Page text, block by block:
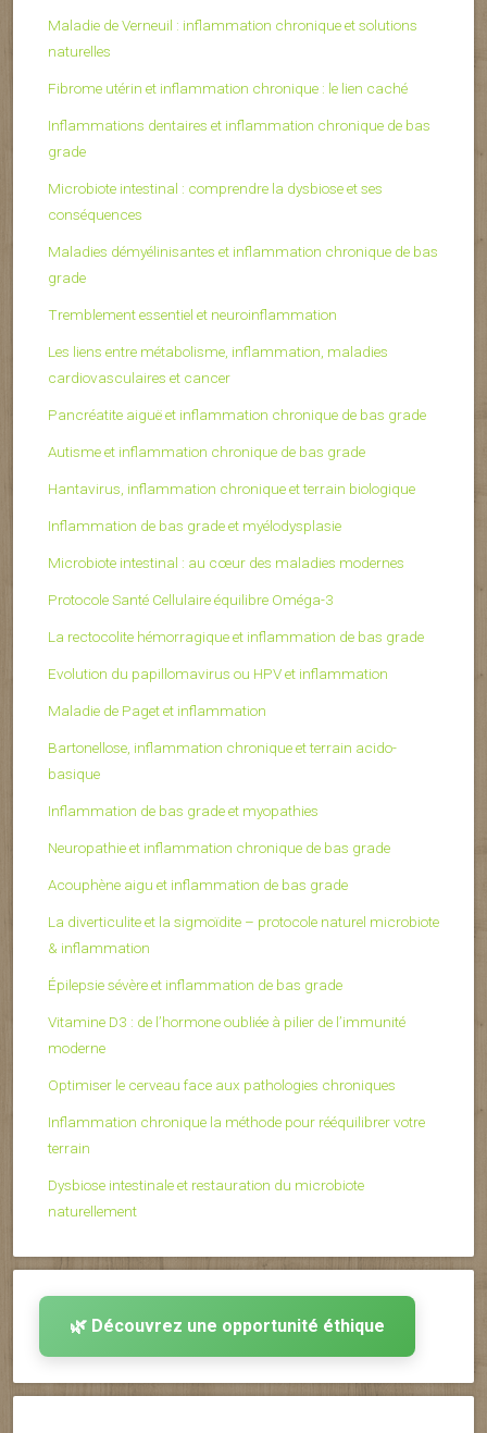
Maladie de Verneuil : inflammation chronique et solutions
naturelles
Fibrome utérin et inflammation chronique : le lien caché
Inflammations dentaires et inflammation chronique de bas
grade
Microbiote intestinal : comprendre la dysbiose et ses
conséquences
Maladies démyélinisantes et inflammation chronique de bas
grade
Tremblement essentiel et neuroinflammation
Les liens entre métabolisme, inflammation, maladies
cardiovasculaires et cancer
Pancréatite aiguë et inflammation chronique de bas grade
Autisme et inflammation chronique de bas grade
Hantavirus, inflammation chronique et terrain biologique
Inflammation de bas grade et myélodysplasie
Microbiote intestinal : au cœur des maladies modernes
Protocole Santé Cellulaire équilibre Oméga-3
La rectocolite hémorragique et inflammation de bas grade
Evolution du papillomavirus ou HPV et inflammation
Maladie de Paget et inflammation
Bartonellose, inflammation chronique et terrain acido-
basique
Inflammation de bas grade et myopathies
Neuropathie et inflammation chronique de bas grade
Acouphène aigu et inflammation de bas grade
La diverticulite et la sigmoïdite – protocole naturel microbiote
& inflammation
Épilepsie sévère et inflammation de bas grade
Vitamine D3 : de l’hormone oubliée à pilier de l’immunité
moderne
Optimiser le cerveau face aux pathologies chroniques
Inflammation chronique la méthode pour rééquilibrer votre
terrain
Dysbiose intestinale et restauration du microbiote
naturellement
🌿 Découvrez une opportunité éthique